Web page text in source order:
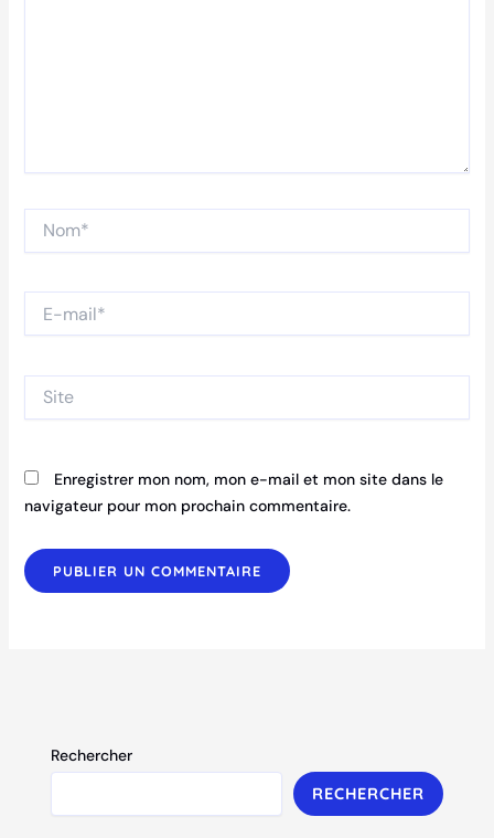
mail*
Enregistrer mon nom, mon e-mail et mon site dans le
navigateur pour mon prochain commentaire.
Rechercher
RECHERCHER